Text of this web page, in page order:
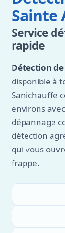
Sainte
Service
rapide
Détection
disponible à
Sanichauffe
environs
dépannage
détection
qui vous
frappe.